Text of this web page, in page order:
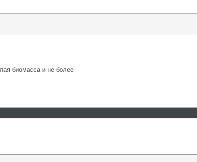
биомасса и не более